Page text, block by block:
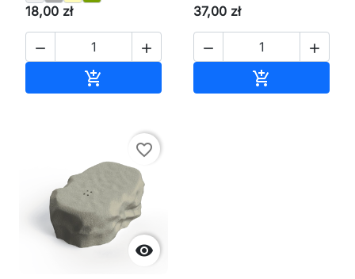
18,00 zł
 

37,00 zł
 


favorite_border